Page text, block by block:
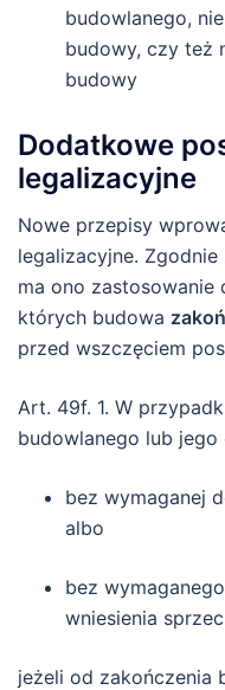
budowlanego,
budowy, czy też
budowy
Dodatkowe
legalizacyjne
Nowe przepisy
legalizacyjne.
ma ono zastosowanie
których budowa
przed wszczęciem
Art. 49f. 1. W
budowlanego lub jego
bez wymaganej
albo
bez
wniesienia
jeżeli od zakończenia